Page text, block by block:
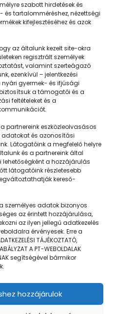
szabott hirdetések és
tartalomméréshez, nézettségi
kifejlesztéséhez és azok
az általunk kezelt site-okra
regisztrált személyek
valamint szerteágazó
ezenkívül – jelentkezési
gyermek- és ifjúsági
a támogatói és a
feltételeket és a
partnereink eszközleolvasásos
adatokat és azonosítási
Látogatóink a megfelelő helyre
és a partnereink által
lehetőségként a hozzájárulás
látogatóink részletesebb
kereső-
személyes adatok bizonyos
az érintett hozzájárulása,
az ilyen jellegű adatkezelés
érvényesek. Erre a
TÁJÉKOZTATÓ,
A PT-WEBOLDALAK
segítségével bármikor
hozzájárulok
lecsó. Nincs nyár
hogy
egyaránt
több